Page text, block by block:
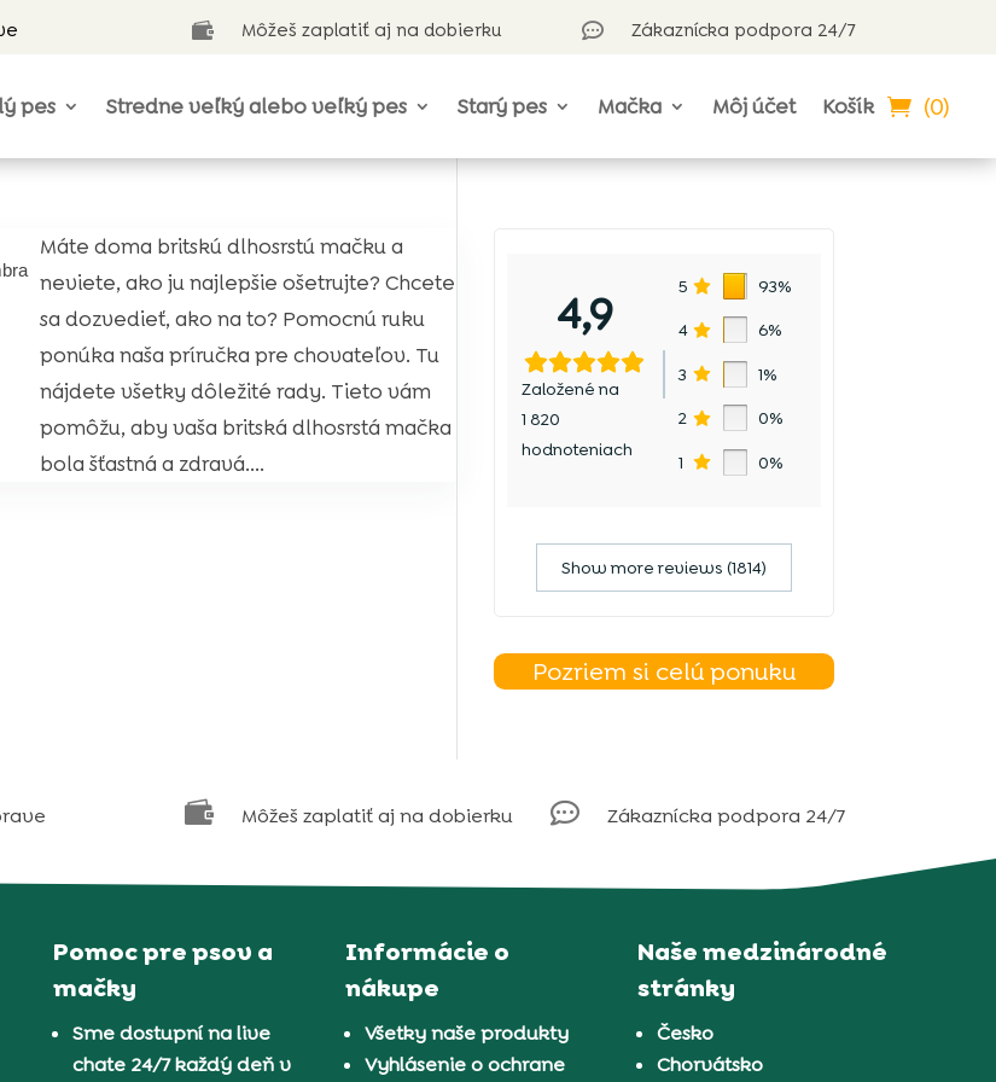
 Môžeš zaplatiť aj na dobierku  Zákaznícka podpora 24/7
pes Stredne veľký alebo veľký pes Starý pes Mačka Môj účet Košík (0)
Máte doma britskú dlhosrstú mačku a
neviete, ako ju najlepšie ošetrujte? Chcete
sa dozvedieť, ako na to? Pomocnú ruku
ponúka naša príručka pre chovateľov. Tu
nájdete všetky dôležité rady. Tieto vám
pomôžu, aby vaša britská dlhosrstá mačka
bola šťastná a zdravá....
4,9
Založené na
1 820
hodnoteniach
5 93%
4 6%
3 1%
2 0%
1 0%
Show more reviews (1814)
Pozriem si celú ponuku
 Môžeš zaplatiť aj na dobierku  Zákaznícka podpora 24/7
Pomoc pre psov a
mačky
Sme dostupní na live
chate 24/7 každý deň v
Informácie o
nákupe
Všetky naše produkty
Vyhlásenie o ochrane
Naše medzinárodné
stránky
Česko
Chorvátsko